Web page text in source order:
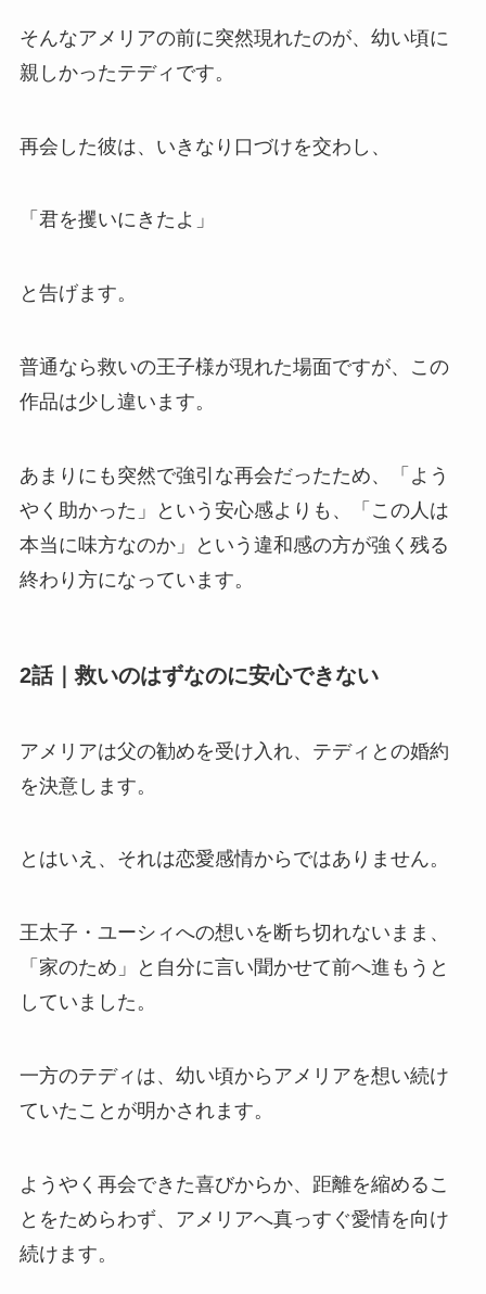
そんなアメリアの前に突然現れたのが、幼い頃に
親しかったテディです。
再会した彼は、いきなり口づけを交わし、
「君を攫いにきたよ」
と告げます。
普通なら救いの王子様が現れた場面ですが、この
作品は少し違います。
あまりにも突然で強引な再会だったため、「よう
やく助かった」という安心感よりも、「この人は
本当に味方なのか」という違和感の方が強く残る
終わり方になっています。
2話｜救いのはずなのに安心できない
アメリアは父の勧めを受け入れ、テディとの婚約
を決意します。
とはいえ、それは恋愛感情からではありません。
王太子・ユーシィへの想いを断ち切れないまま、
「家のため」と自分に言い聞かせて前へ進もうと
していました。
一方のテディは、幼い頃からアメリアを想い続け
ていたことが明かされます。
ようやく再会できた喜びからか、距離を縮めるこ
とをためらわず、アメリアへ真っすぐ愛情を向け
続けます。